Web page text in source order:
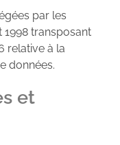
par les
1998 transposant
relative à la
données.
et